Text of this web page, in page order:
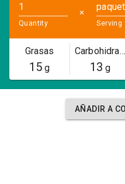
Quantity
✕
Serving
Grasas
15g
Carbohidratos
13 g
AÑADIR A